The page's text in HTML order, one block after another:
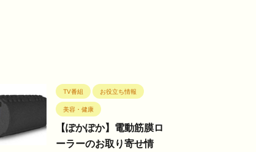
TV番組 お役立ち情報
美容・健康
【ぽかぽか】電動筋膜ロ
ーラーのお取り寄せ情